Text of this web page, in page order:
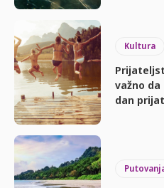
Kultura
važno
dan